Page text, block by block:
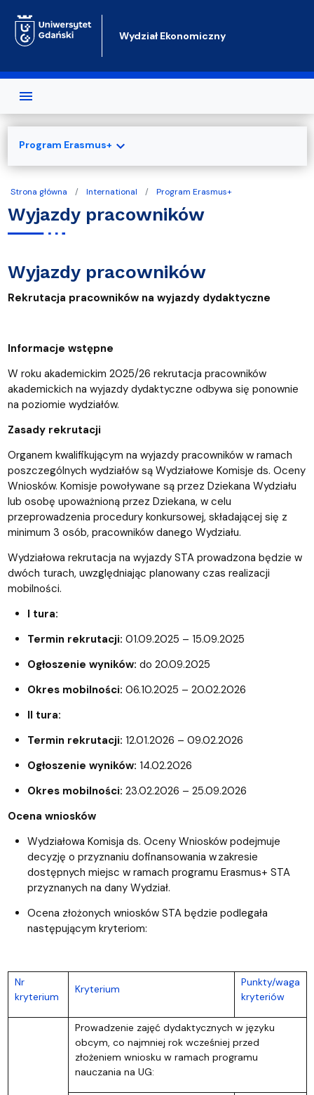
Wydział Ekonomiczny
Strona główna International Program Erasmus+
Wyjazdy pracowników
Wyjazdy pracowników
Rekrutacja pracowników na wyjazdy dydaktyczne
Informacje wstępne
W roku akademickim 2025/26 rekrutacja pracowników
akademickich na wyjazdy dydaktyczne odbywa się ponownie
na poziomie wydziałów.
Zasady rekrutacji
Organem kwalifikującym na wyjazdy pracowników w ramach
poszczególnych wydziałów są Wydziałowe Komisje ds. Oceny
Wniosków. Komisje powoływane są przez Dziekana Wydziału
lub osobę upoważnioną przez Dziekana, w celu
przeprowadzenia procedury konkursowej, składającej się z
minimum 3 osób, pracowników danego Wydziału.
Wydziałowa rekrutacja na wyjazdy STA prowadzona będzie w
dwóch turach, uwzględniając planowany czas realizacji
mobilności.
I tura:
Termin rekrutacji: 01.09.2025 – 15.09.2025
Ogłoszenie wyników: do 20.09.2025
Okres mobilności: 06.10.2025 – 20.02.2026
II tura:
Termin rekrutacji: 12.01.2026 – 09.02.2026
Ogłoszenie wyników: 14.02.2026
Okres mobilności: 23.02.2026 – 25.09.2026
Ocena wniosków
Wydziałowa Komisja ds. Oceny Wniosków podejmuje
decyzję o przyznaniu dofinansowania w zakresie
dostępnych miejsc w ramach programu Erasmus+ STA
przyznanych na dany Wydział.
Ocena złożonych wniosków STA będzie podlegała
następującym kryteriom:
Nr
kryterium
Kryterium
Punkty/waga
kryteriów
Prowadzenie zajęć dydaktycznych w języku
obcym, co najmniej rok wcześniej przed
złożeniem wniosku w ramach programu
nauczania na UG:
Program Erasmus+ expand_more